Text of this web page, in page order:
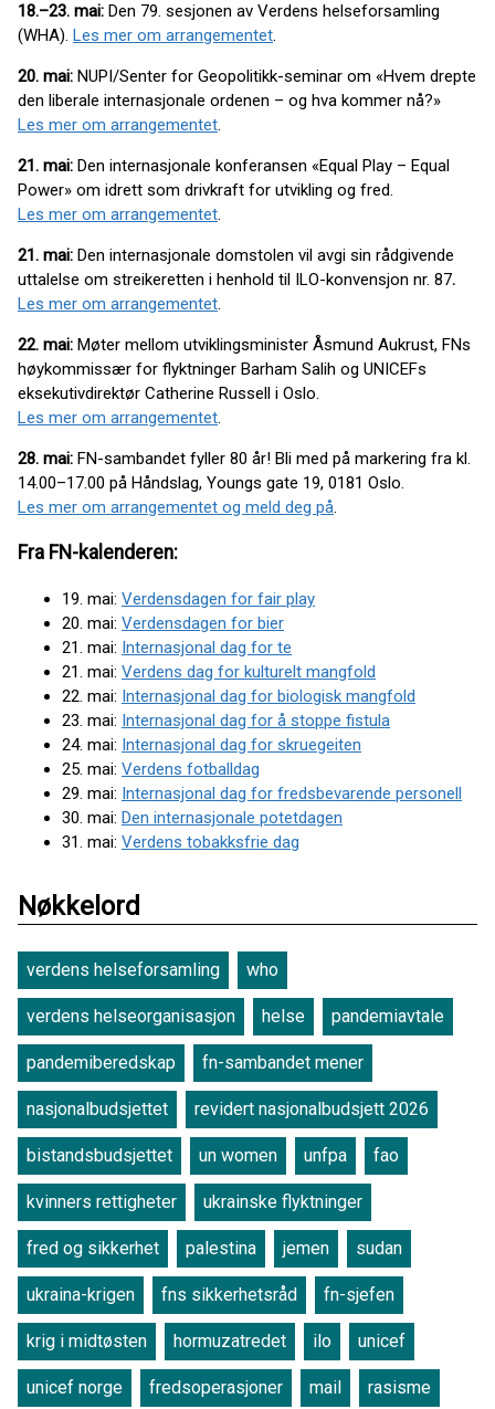
18.–23. mai: Den 79. sesjonen av Verdens helseforsamling
(WHA). Les mer om arrangementet.
20. mai: NUPI/Senter for Geopolitikk-seminar om «Hvem drepte
den liberale internasjonale ordenen – og hva kommer nå?»
Les mer om arrangementet.
21. mai: Den internasjonale konferansen «Equal Play – Equal
Power» om idrett som drivkraft for utvikling og fred.
Les mer om arrangementet.
21. mai: Den internasjonale domstolen vil avgi sin rådgivende
uttalelse om streikeretten i henhold til ILO-konvensjon nr. 87.
Les mer om arrangementet.
22. mai: Møter mellom utviklingsminister Åsmund Aukrust, FNs
høykommissær for flyktninger Barham Salih og UNICEFs
eksekutivdirektør Catherine Russell i Oslo.
Les mer om arrangementet.
28. mai: FN-sambandet fyller 80 år! Bli med på markering fra kl.
14.00–17.00 på Håndslag, Youngs gate 19, 0181 Oslo.
Les mer om arrangementet og meld deg på.
Fra FN-kalenderen:
19. mai: Verdensdagen for fair play
20. mai: Verdensdagen for bier
21. mai: Internasjonal dag for te
21. mai: Verdens dag for kulturelt mangfold
22. mai: Internasjonal dag for biologisk mangfold
23. mai: Internasjonal dag for å stoppe fistula
24. mai: Internasjonal dag for skruegeiten
25. mai: Verdens fotballdag
29. mai: Internasjonal dag for fredsbevarende personell
30. mai: Den internasjonale potetdagen
31. mai: Verdens tobakksfrie dag
Nøkkelord
verdens helseforsamling who
verdens helseorganisasjon helse pandemiavtale
pandemiberedskap fn-sambandet mener
nasjonalbudsjettet revidert nasjonalbudsjett 2026
bistandsbudsjettet un women unfpa fao
kvinners rettigheter ukrainske flyktninger
fred og sikkerhet palestina jemen sudan
ukraina-krigen fns sikkerhetsråd fn-sjefen
krig i midtøsten hormuzatredet ilo unicef
unicef norge fredsoperasjoner mail rasisme